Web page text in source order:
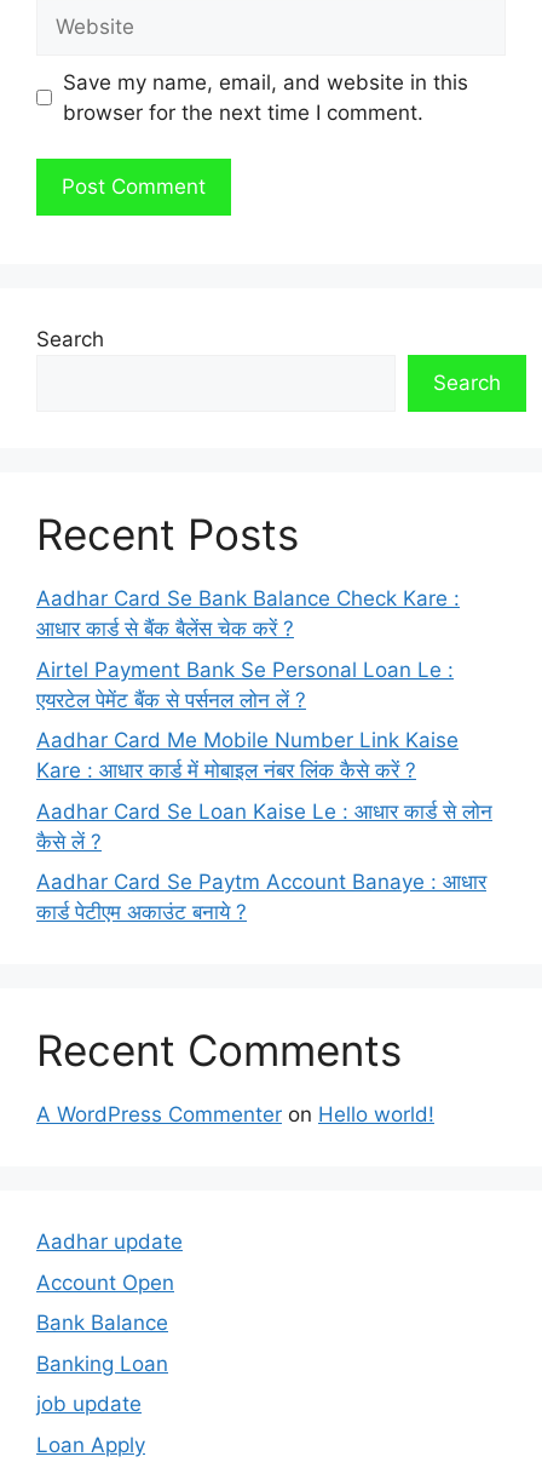
Save my name, email, and website in this
browser for the next time I comment.
Search
Search
Recent Posts
Aadhar Card Se Bank Balance Check Kare :
आधार कार्ड से बैंक बैलेंस चेक करें ?
Airtel Payment Bank Se Personal Loan Le :
एयरटेल पेमेंट बैंक से पर्सनल लोन लें ?
Aadhar Card Me Mobile Number Link Kaise
Kare : आधार कार्ड में मोबाइल नंबर लिंक कैसे करें ?
Aadhar Card Se Loan Kaise Le : आधार कार्ड से लोन
कैसे लें ?
Aadhar Card Se Paytm Account Banaye : आधार
कार्ड पेटीएम अकाउंट बनाये ?
Recent Comments
A WordPress Commenter on Hello world!
Aadhar update
Account Open
Bank Balance
Banking Loan
job update
Loan Apply